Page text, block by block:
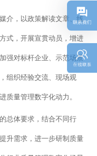
介，以政策解读文章、线
式，开展宣贯动员，增进
强对标杆企业、示范场景
组织经验交流、现场观
质量管理数字化动力。
总体要求，结合不同行
升需求，进一步研制质量